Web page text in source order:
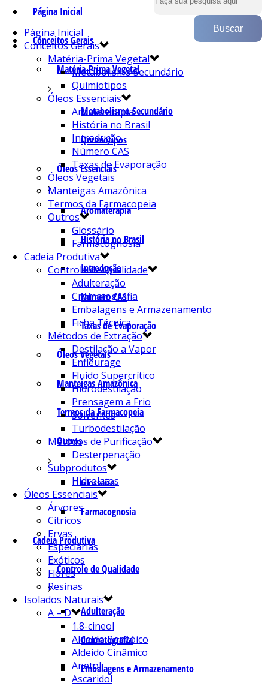
Página Inicial
Conceitos Gerais
Matéria-Prima Vegetal
Metabolismo Secundário
Quimiotipos
Óleos Essenciais
Aromaterapia
História no Brasil
Introdução
Número CAS
Taxas de Evaporação
Óleos Vegetais
Manteigas Amazônica
Termos da Farmacopeia
Outros
Glossário
Farmacognosia
Cadeia Produtiva
Controle de Qualidade
Adulteração
Cromatografia
Embalagens e Armazenamento
Página Inicial
Conceitos Gerais
Matéria-Prima Vegetal
Metabolismo Secundário
Quimiotipos
Óleos Essenciais
Aromaterapia
História no Brasil
Introdução
Número CAS
Taxas de Evaporação
Óleos Vegetais
Manteigas Amazônica
Termos da Farmacopeia
Outros
Glossário
Farmacognosia
Cadeia Produtiva
Controle de Qualidade
Adulteração
Cromatografia
Embalagens e Armazenamento
Ficha Técnica
Métodos de Extração
Destilação a Vapor
Enfleurage
Fluído Supercrítico
Hidrodestilação
Prensagem a Frio
Solventes
Turbodestilação
Métodos de Purificação
Desterpenação
Subprodutos
Hidrolatos
Óleos Essenciais
Árvores
Cítricos
Ervas
Especiarias
Exóticos
Flores
Resinas
Isolados Naturais
A – D
1.8-cineol
Aldeído Benzóico
Aldeído Cinâmico
Anetol
Ascaridol